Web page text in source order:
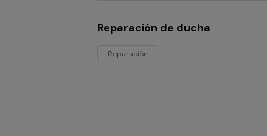
Reparación de ducha
Reparación